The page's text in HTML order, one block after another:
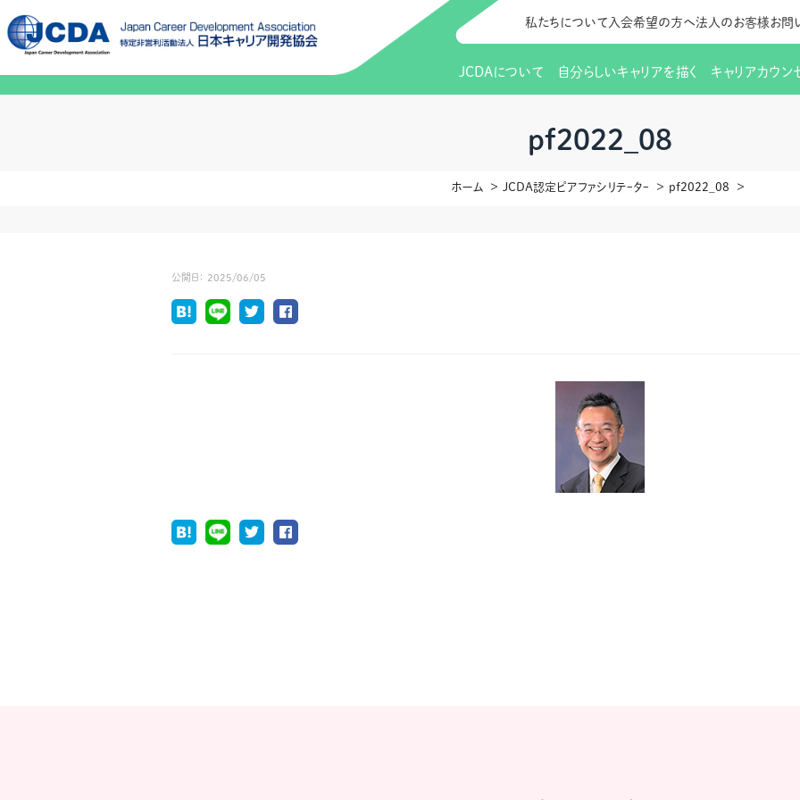
私たちについて 入会希望の方へ法人のお客様お問
JCDAについて
JCDAのビジョン
キャリア支援サービス
自分らしいキャリアを描く キャリアカウン
入会のご案内
支部のご紹介
研修情報（お知らせ）
（更新講習・スキルアップ）
ピアファシリテーター紹介
pf2022_08
ホーム JCDA認定ピアファシリテｰタｰ pf2022_08
公開日： 2025/06/05